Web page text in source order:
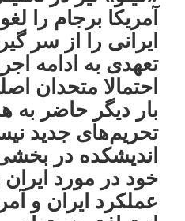
آمریکا برجام را
ایرانی را از سر
تعهدی به ادامه
احتمالا متحدان
بار دیگر حاضر به
تحریم‌های جدید
اندیشکده در
خود در مورد ایران
عملکرد ایران و